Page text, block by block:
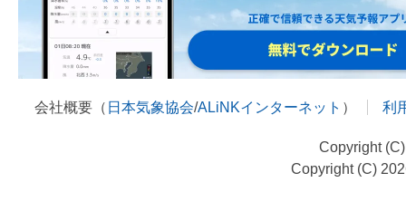
会社概要（ 日本気象協会/ALiNKインターネット ） 利
Copyright
Copyright (C)